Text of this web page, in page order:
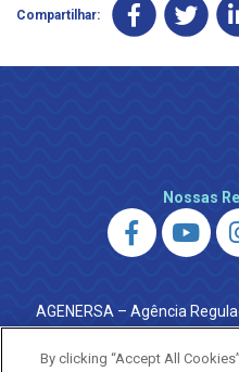
Compartilhar:
Nossas
AGENERSA – Agência
do Estado
0800 024 9040 · (21)
By clicking “Accept All